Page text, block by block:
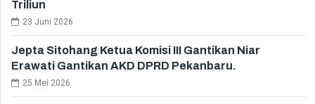
Triliun
23 Juni 2026
Jepta Sitohang Ketua Komisi III Gantikan Niar
Erawati Gantikan AKD DPRD Pekanbaru.
25 Mei 2026